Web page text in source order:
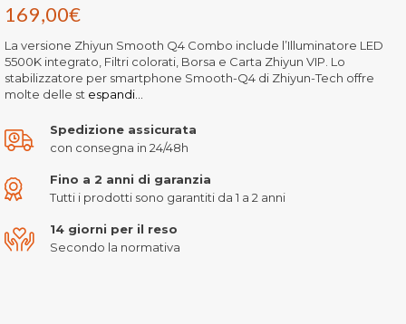
169,00€
La versione Zhiyun Smooth Q4 Combo include l’Illuminatore LED
5500K integrato, Filtri colorati, Borsa e Carta Zhiyun VIP. Lo
stabilizzatore per smartphone Smooth-Q4 di Zhiyun-Tech offre
molte delle st espandi...
Spedizione assicurata
con consegna in 24/48h
Fino a 2 anni di garanzia
Tutti i prodotti sono garantiti da 1 a 2 anni
14 giorni per il reso
Secondo la normativa